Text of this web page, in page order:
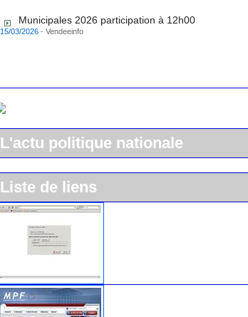
Municipales 2026 participation à 12h00
15/03/2026 -Vendeeinfo
L'actu politique nationale
Liste de liens